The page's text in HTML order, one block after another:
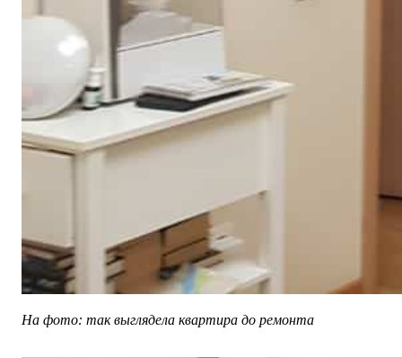
На фото: так выглядела квартира до ремонта